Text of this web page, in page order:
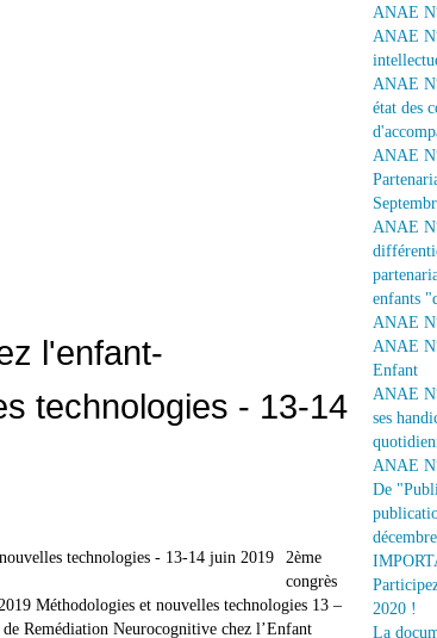
l'enfant-
technologies - 13-14
2ème
congrès
Méthodologies et nouvelles technologies 13 –
Remédiation Neurocognitive chez l’Enfant
ANAE
ANAE
ANAE
état des
ANAE
ANAE
enfants
ANAE
ANAE
Enfant
ANAE
ses
ANAE
De
décembre
2020 !
La